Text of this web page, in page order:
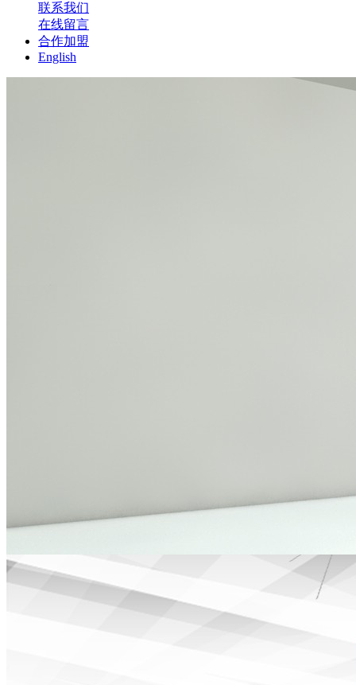
联系我们
在线留言
合作加盟
English